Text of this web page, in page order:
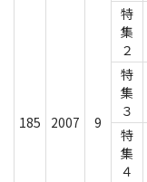
185 2007 9
特
集
２
特
集
３
特
集
４